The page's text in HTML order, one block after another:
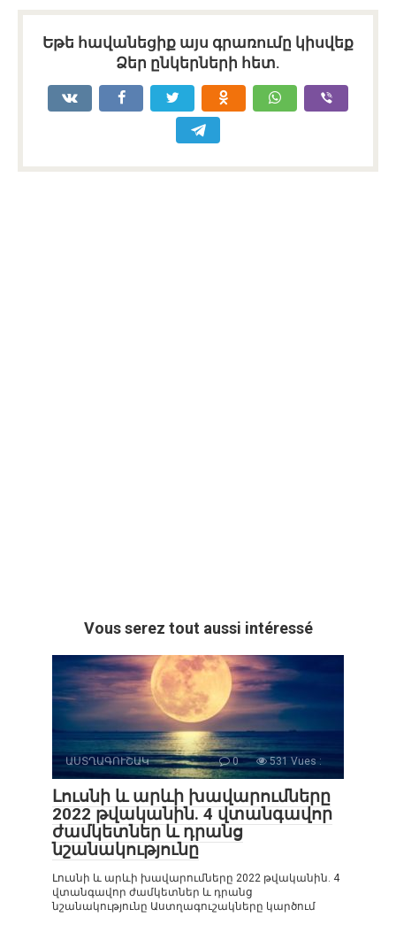
Եթե հավանեցիք այս գրառումը կիսվեք
Ձեր ընկերների հետ.
Vous serez tout aussi intéressé
ԱՍՏՂԱԳՈՒՇԱԿ 0 531 Vues :
Լուսնի և արևի խավարումները
2022 թվականին. 4 վտանգավոր
ժամկետներ և դրանց
նշանակությունը
Լուսնի և արևի խավարումները 2022 թվականին. 4
վտանգավոր ժամկետներ և դրանց
նշանակությունը Աստղագուշակները կարծում